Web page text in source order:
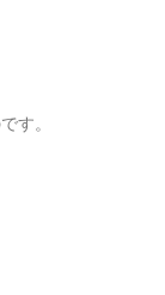
す。